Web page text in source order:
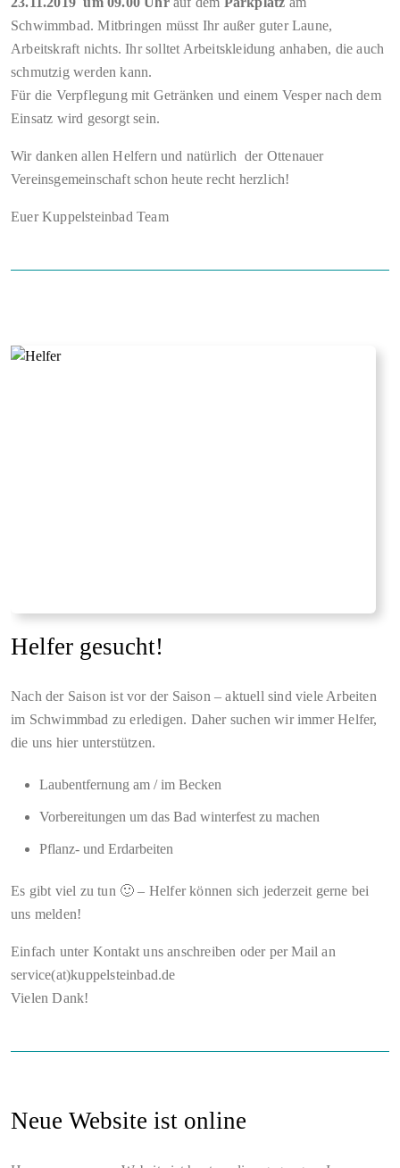
Schwimmbad. Mitbringen müsst Ihr außer guter Laune,
Arbeitskraft nichts. Ihr solltet Arbeitskleidung anhaben, die auch
schmutzig werden kann.
Für die Verpflegung mit Getränken und einem Vesper nach dem
Einsatz wird gesorgt sein.
Wir danken allen Helfern und natürlich der Ottenauer
Vereinsgemeinschaft schon heute recht herzlich!
Euer Kuppelsteinbad Team
Helfer gesucht!
Nach der Saison ist vor der Saison – aktuell sind viele Arbeiten
im Schwimmbad zu erledigen. Daher suchen wir immer Helfer,
die uns hier unterstützen.
Laubentfernung am / im Becken
Vorbereitungen um das Bad winterfest zu machen
Pflanz- und Erdarbeiten
Es gibt viel zu tun 🙂 – Helfer können sich jederzeit gerne bei
uns melden!
Einfach unter Kontakt uns anschreiben oder per Mail an
service(at)kuppelsteinbad.de
Vielen Dank!
Neue Website ist online